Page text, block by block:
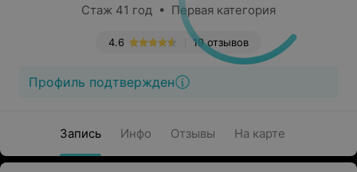
Стаж 41 год • Первая категория
19 отзывов
4.6
Профиль подтвержден
Запись Инфо Отзывы На карте